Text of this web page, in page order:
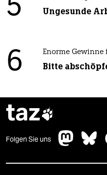
5 Ungesunde
6 Enorme Gewinne
Bitte
taz
Folgen Sie uns